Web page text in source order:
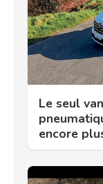
Le seul
encore